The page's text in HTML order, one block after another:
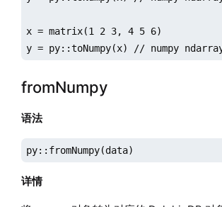
x = matrix(1 2 3, 4 5 6)
y = py::toNumpy(x) // numpy
fromNumpy
语法
py::fromNumpy(data)
详情